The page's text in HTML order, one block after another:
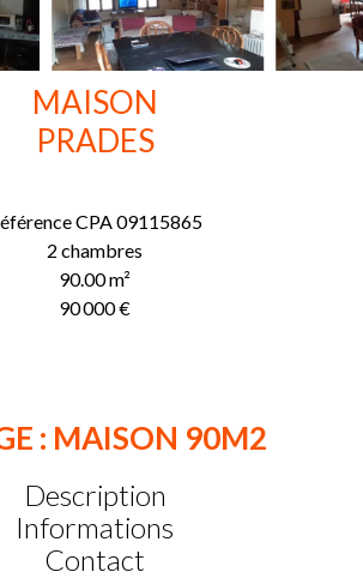
MAISON
PRADES
CPA 09115865
2 chambres
90.00m²
90 000 €
: MAISON 90M2
Description
Informations
Contact